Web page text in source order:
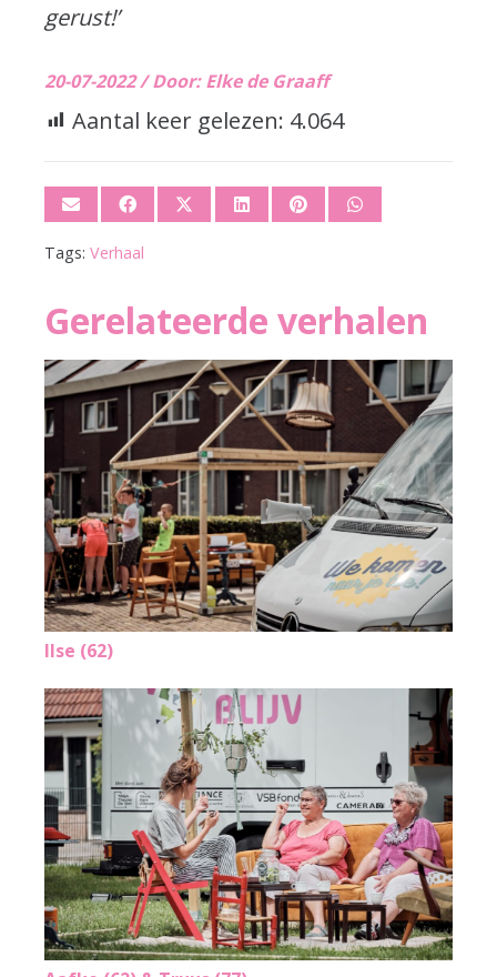
gerust!’
20-07-2022 /Door: Elke de Graaff
Aantal keer gelezen: 4.064
Tags: Verhaal
Gerelateerde verhalen
Ilse (62)